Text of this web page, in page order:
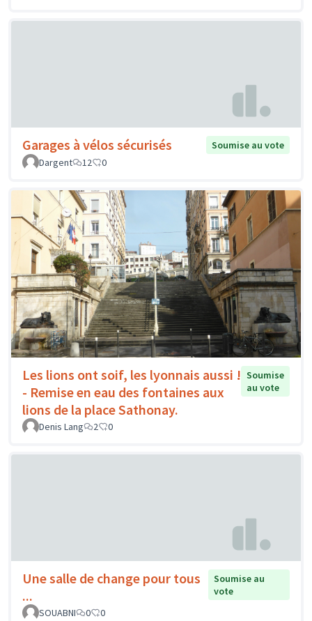
Garages à vélos sécurisés
Soumise au vote
Dargent
12 0
Les lions ont soif, les lyonnais aussi !
- Remise en eau des fontaines aux
lions de la place Sathonay.
Soumise
au vote
Denis Lang 2 0
Une salle de change pour tous
...
Soumise au
vote
SOUABNI
0 0